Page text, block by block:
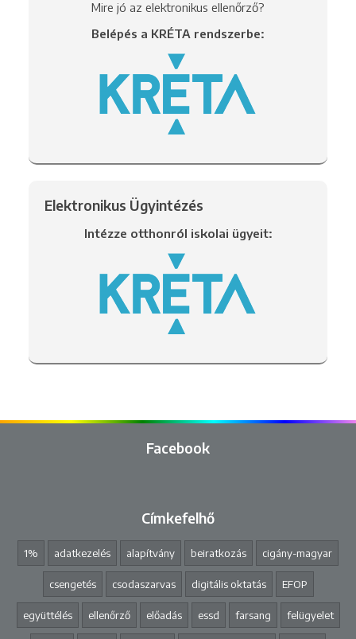
Mire jó az elektronikus ellenőrző?
Belépés a KRÉTA rendszerbe:
Elektronikus Ügyintézés
Intézze otthonról iskolai ügyeit:
Facebook
Címkefelhő
1% adatkezelés alapítvány beiratkozás cigány-magyar
csengetés csodaszarvas digitális oktatás EFOP
együttélés ellenőrző előadás essd farsang felügyelet